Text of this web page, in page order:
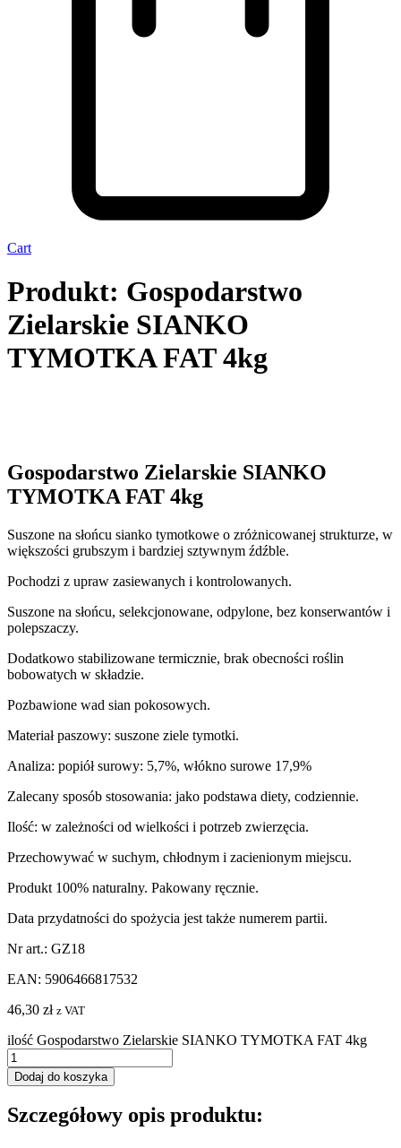
Cart
Produkt: Gospodarstwo
Zielarskie SIANKO
TYMOTKA FAT 4kg
Gospodarstwo Zielarskie SIANKO
TYMOTKA FAT 4kg
Suszone na słońcu sianko tymotkowe o zróżnicowanej strukturze, w
większości grubszym i bardziej sztywnym źdźble.
Pochodzi z upraw zasiewanych i kontrolowanych.
Suszone na słońcu, selekcjonowane, odpylone, bez konserwantów i
polepszaczy.
Dodatkowo stabilizowane termicznie, brak obecności roślin
bobowatych w składzie.
Pozbawione wad sian pokosowych.
Materiał paszowy: suszone ziele tymotki.
Analiza: popiół surowy: 5,7%, włókno surowe 17,9%
Zalecany sposób stosowania: jako podstawa diety, codziennie.
Ilość: w zależności od wielkości i potrzeb zwierzęcia.
Przechowywać w suchym, chłodnym i zacienionym miejscu.
Produkt 100% naturalny. Pakowany ręcznie.
Data przydatności do spożycia jest także numerem partii.
Nr art.: GZ18
EAN: 5906466817532
46,30 zł z VAT
ilość Gospodarstwo Zielarskie SIANKO TYMOTKA FAT 4kg
Dodaj do koszyka
Szczegółowy opis produktu: